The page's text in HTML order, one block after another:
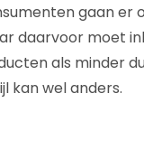
gaan er
daarvoor moet
als minder
kan wel anders.